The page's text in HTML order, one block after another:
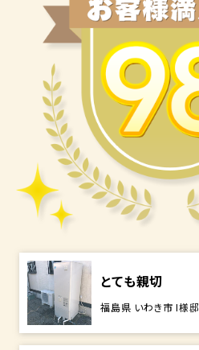
とても親切
福島県 いわき市 I様邸